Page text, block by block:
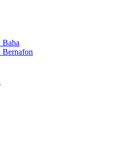
Baha
Bernafon